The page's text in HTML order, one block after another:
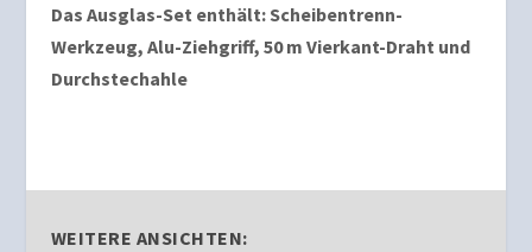
Das Ausglas-Set enthält: Scheibentrenn-
Werkzeug, Alu-Ziehgriff, 50 m Vierkant-Draht und
Durchstechahle
WEITERE ANSICHTEN: